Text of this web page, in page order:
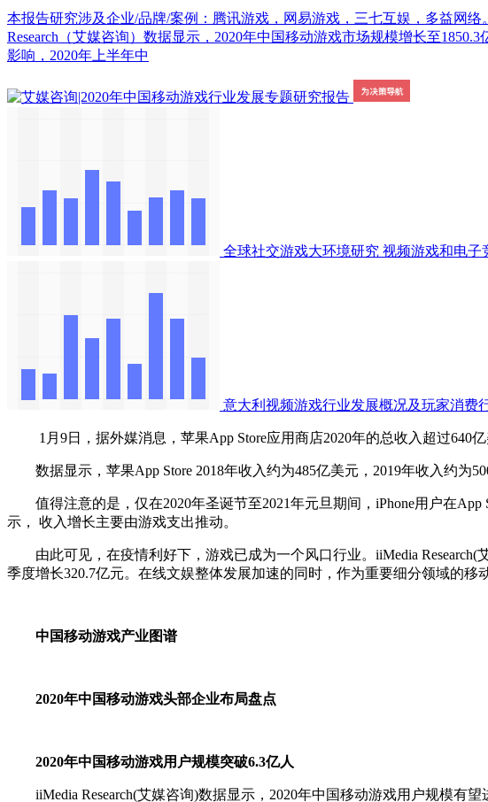
本报告研究涉及企业/品牌/案例：腾讯游戏，网易游戏，三七互娱，多益网
Research（艾媒咨询）数据显示，2020年中国移动游戏市场规模增长至
影响，2020年上半年中
全球社交游戏大环境研究 视频游戏和电子
意大利视频游戏行业发展概况及玩家消费
1月9日，据外媒消息，苹果App Store应用商店2020年的总收入超过640亿
数据显示，苹果App Store 2018年收入约为485亿美元，2019年收入约为
值得注意的是，仅在2020年圣诞节至2021年元旦期间，iPhone用户在App
示， 收入增长主要由游戏支出推动。
由此可见，在疫情利好下，游戏已成为一个风口行业。iiMedia Research(
季度增长320.7亿元。在线文娱整体发展加速的同时，作为重要细分领域的移
中国移动游戏产业图谱
2020年中国移动游戏头部企业布局盘点
2020年中国移动游戏用户规模突破6.3亿人
iiMedia Research(艾媒咨询)数据显示，2020年中国移动游戏用户规模有